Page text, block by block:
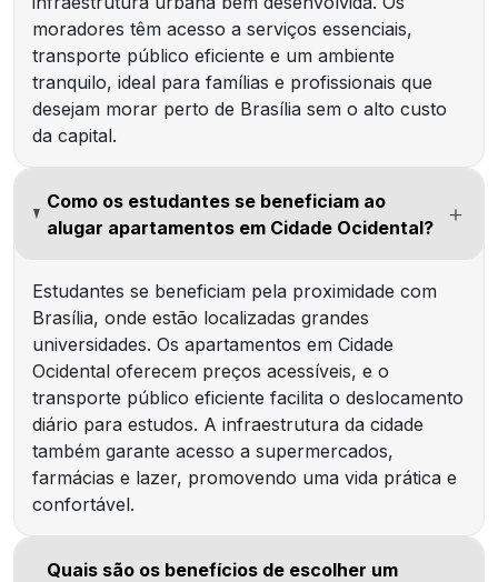
moradores têm acesso a serviços essenciais,
transporte público eficiente e um ambiente
tranquilo, ideal para famílias e profissionais que
desejam morar perto de Brasília sem o alto custo
da capital.
Como os estudantes se beneficiam ao
alugar apartamentos em Cidade Ocidental?
Estudantes se beneficiam pela proximidade com
Brasília, onde estão localizadas grandes
universidades. Os apartamentos em Cidade
Ocidental oferecem preços acessíveis, e o
transporte público eficiente facilita o deslocamento
diário para estudos. A infraestrutura da cidade
também garante acesso a supermercados,
farmácias e lazer, promovendo uma vida prática e
confortável.
Quais são os benefícios de escolher um